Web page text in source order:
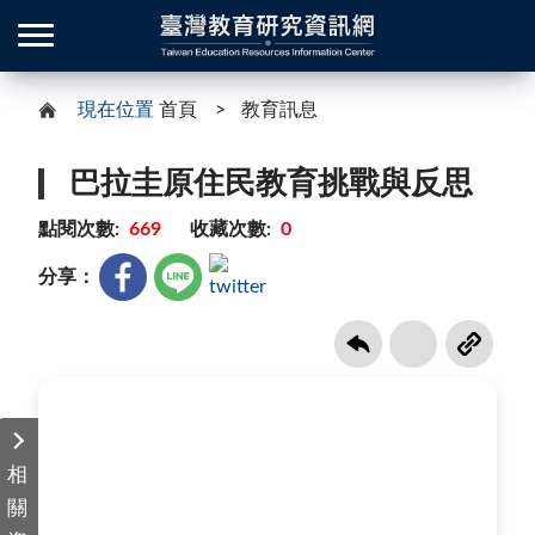
現在位置 首頁 教育訊息
巴拉圭原住民教育挑戰與反思
點閱次數: 669 收藏次數: 0
分享：
相
關